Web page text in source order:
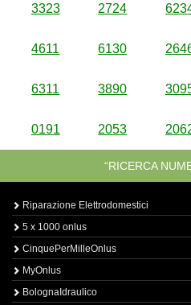
3323 2724
4611 6130
6311 3890
0191 2053
“RICERCA
Riparazione Elettrodomestici
5 x 1000 onlus
CinquePerMilleOnlus
MyOnlus
BolognaIdraulico